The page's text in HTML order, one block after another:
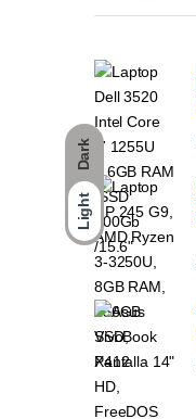
Dark
Light